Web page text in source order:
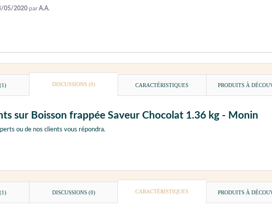
05/2020 parA.A.
(1) DISCUSSIONS (0) CARACTÉRISTIQUES PRODUITS À
sur Boisson frappée Saveur Chocolat 1.36 kg - Monin
ou de nos clients vous répondra.
(1) DISCUSSIONS (0) CARACTÉRISTIQUES PRODUITS À